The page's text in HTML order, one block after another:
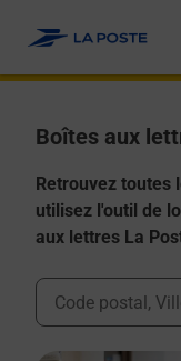
Boîtes aux
Retrouvez toutes
utilisez l'outil de
aux lettres La
Ville, Département,